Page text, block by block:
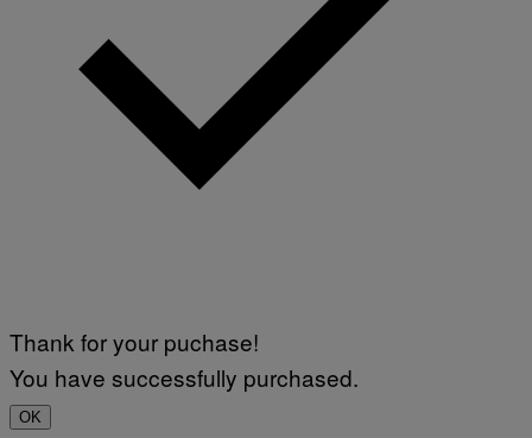
Thank for your puchase!
You have successfully purchased.
OK